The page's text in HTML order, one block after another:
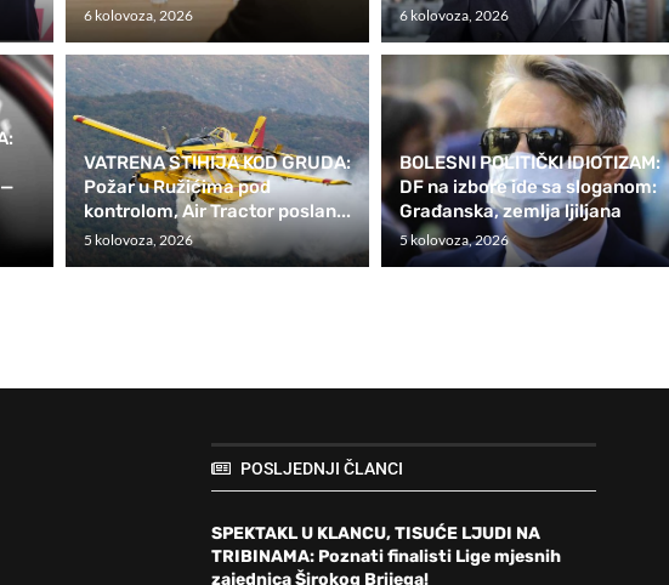
6 kolovoza, 2026 6 kolovoza, 2026
VATRENA STIHIJA KOD GRUDA:
Požar u Ružićima pod
kontrolom, Air Tractor poslan...
5 kolovoza, 2026
BOLESNI POLITIČKI IDIOTIZAM:
DF na izbore ide sa sloganom:
Građanska, zemlja ljiljana
5 kolovoza, 2026
POSLJEDNJI ČLANCI
SPEKTAKL U KLANCU, TISUĆE LJUDI NA
TRIBINAMA: Poznati finalisti Lige mjesnih
zajednica Širokog Brijega!